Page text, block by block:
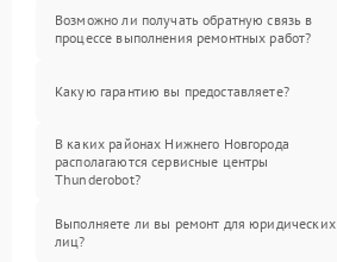
Возможно ли получать обратную связь в
процессе выполнения ремонтных работ?
Какую гарантию вы предоставляете?
В каких районах Нижнего Новгорода
располагаются сервисные центры
Thunderobot?
Выполняете ли вы ремонт для юридических
лиц?